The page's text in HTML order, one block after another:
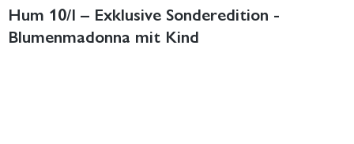
Hum 10/I – Exklusive Sonderedition -
Blumenmadonna mit Kind